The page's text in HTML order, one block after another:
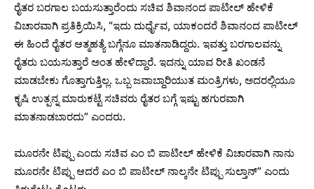
ರೈತರ ಬರಗಾಲ ಬಯಸುತ್ತಾರೆಂದು ಸಚಿವ ಶಿವಾನಂದ ಪಾಟೀಲ್‌ ಹೇಳಿಕೆ
ವಿಚಾರವಾಗಿ ಪ್ರತಿಕ್ರಿಯಿಸಿ, “ಇದು ದುರ್ಧೈವ, ಯಾಕಂದರೆ ಶಿವಾನಂದ ಪಾಟೀಲ್‌
ಈ ಹಿಂದೆ ರೈತರ ಆತ್ಮಹತ್ಯೆ ಬಗ್ಗೆನೂ ಮಾತನಾಡಿದ್ದರು. ಇವತ್ತು ಬರಗಾಲವನ್ನು
ರೈತರು ಬಯಸುತ್ತಾರೆ ಅಂತ ಹೇಳಿದ್ದಾರೆ. ಇದನ್ನು ಯಾವ ರೀತಿ ಖಂಡನೆ
ಮಾಡಬೇಕು ಗೊತ್ತಾಗುತ್ತಿಲ್ಲ. ಒಬ್ಬ ಜವಾಬ್ದಾರಿಯುತ ಮಂತ್ರಿಗಳು, ಅದರಲ್ಲಿಯೂ
ಕೃಷಿ ಉತ್ಪನ್ನ ಮಾರುಕಟ್ಟೆ ಸಚಿವರು ರೈತರ ಬಗ್ಗೆ ಇಷ್ಟು ಹಗುರವಾಗಿ
ಮಾತನಾಡಬಾರದು” ಎಂದರು.
ಮೂರನೇ ಟಿಪ್ಪು ಎಂದು ಸಚಿವ ಎಂ ಬಿ ಪಾಟೀಲ್ ಹೇಳಿಕೆ ವಿಚಾರವಾಗಿ ನಾನು
ಮೂರನೇ ಟಿಪ್ಪು ಆದರೆ ಎಂ ಬಿ ಪಾಟೀಲ್ ನಾಲ್ಕನೇ ಟಿಪ್ಪು ಸುಲ್ತಾನ್” ಎಂದು